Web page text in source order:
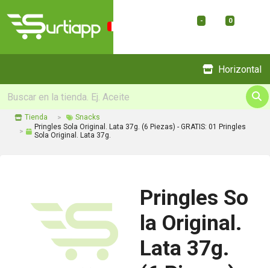
- 0
Horizontal
Tienda
Snacks
Pringles Sola Original. Lata 37g. (6 Piezas) - GRATIS: 01 Pringles
Sola Original. Lata 37g.
Pringles So
la Original.
Lata 37g.